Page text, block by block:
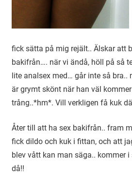
fick sätta på mig rejält.. Älskar att
bakifrån…. när vi ändå, höll på så
lite analsex med… går inte så bra..
är grymt skönt när han väl
trång..*hm*. Vill verkligen få kuk
Åter till att ha sex bakifrån.. fram
fick dildo och kuk i fittan, och att
blev vått kan man säga.. kommer
då!!